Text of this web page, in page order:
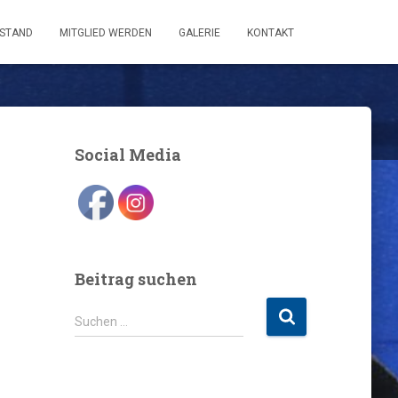
MITGLIED WERDEN GALERIE KONTAKT
Social Media
Beitrag suchen
S
u
Suchen …